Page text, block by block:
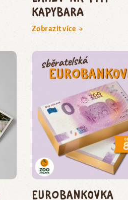
kapybara
Zobrazit více →
Eurobankovka